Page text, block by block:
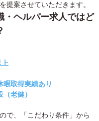
提案させていただきます。
・ヘルパー求人ではど
暇取得実績あり
老健）
で、「こだわり条件」から